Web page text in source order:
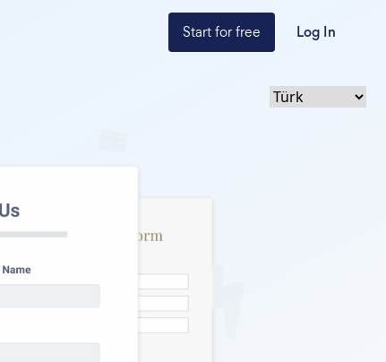
Start for free Log In